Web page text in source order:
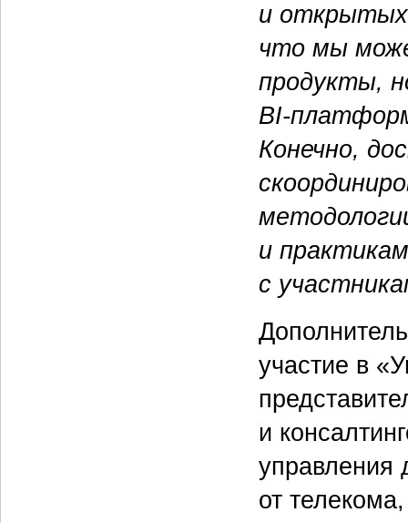
и открытых
что мы
продукты,
BI-
Конечно,
и
с
участие в
и
управления
от